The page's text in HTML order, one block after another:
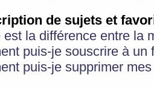
de sujets et
est la différence entre la
puis-je souscrire à
puis-je supprimer